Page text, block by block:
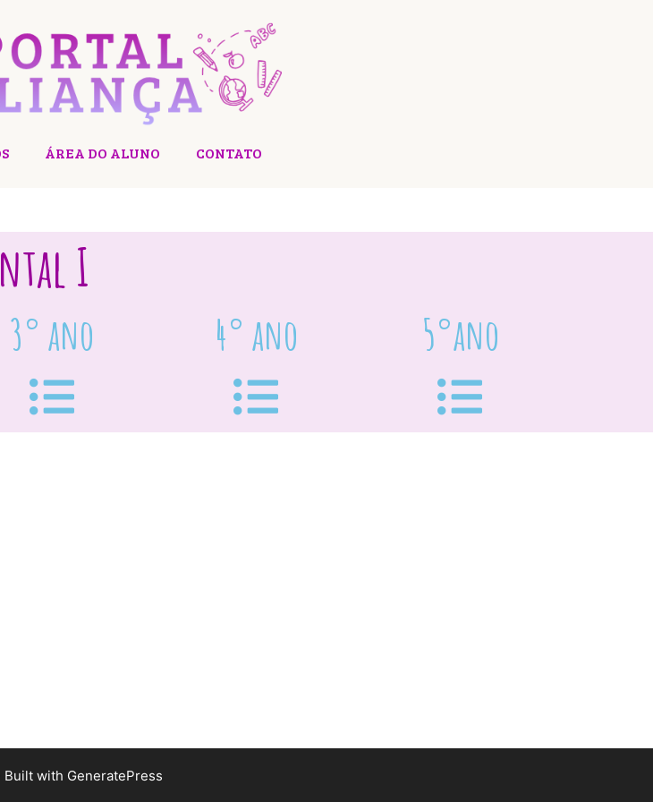
ÁREA DO ALUNO CONTATO
I
3° ano 4° ano 5°ano
Built with GeneratePress